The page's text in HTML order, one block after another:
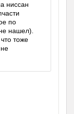
ниссан
по
нашел).
тоже